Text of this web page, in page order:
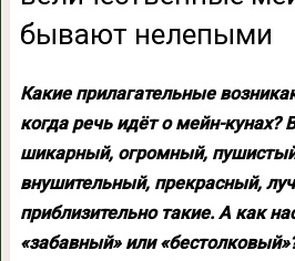
бывают нелепыми
Какие прилагательные
когда речь идёт о мейн-кунах?
шикарный, огромный,
внушительный, прекрасный,
приблизительно такие. А как
«забавный» или